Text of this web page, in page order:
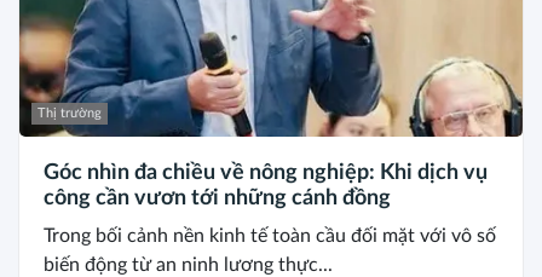
Thị trường
Góc nhìn đa chiều về nông nghiệp: Khi dịch vụ
công cần vươn tới những cánh đồng
Trong bối cảnh nền kinh tế toàn cầu đối mặt với vô số
biến động từ an ninh lương thực...